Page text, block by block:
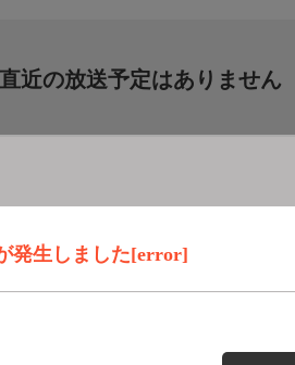
発生しました[error]
直近の放送予定はありません